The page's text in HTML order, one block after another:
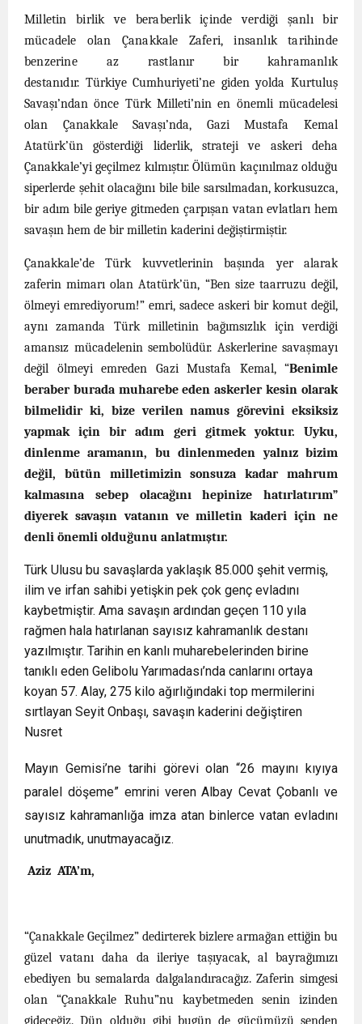
Milletin birlik ve beraberlik içinde verdiği şanlı bir
mücadele olan Çanakkale Zaferi, insanlık tarihinde
benzerine az rastlanır bir kahramanlık
destanıdır. Türkiye Cumhuriyeti’ne giden yolda Kurtuluş
Savaşı’ndan önce Türk Milleti’nin en önemli mücadelesi
olan Çanakkale Savaşı’nda, Gazi Mustafa Kemal
Atatürk’ün gösterdiği liderlik, strateji ve askeri deha
Çanakkale’yi geçilmez kılmıştır. Ölümün kaçınılmaz olduğu
siperlerde şehit olacağını bile bile sarsılmadan, korkusuzca,
bir adım bile geriye gitmeden çarpışan vatan evlatları hem
savaşın hem de bir milletin kaderini değiştirmiştir.
Çanakkale’de Türk kuvvetlerinin başında yer alarak
zaferin mimarı olan Atatürk’ün, “Ben size taarruzu değil,
ölmeyi emrediyorum!” emri, sadece askeri bir komut değil,
aynı zamanda Türk milletinin bağımsızlık için verdiği
amansız mücadelenin sembolüdür. Askerlerine savaşmayı
değil ölmeyi emreden Gazi Mustafa Kemal, “Benimle
beraber burada muharebe eden askerler kesin olarak
bilmelidir ki, bize verilen namus görevini eksiksiz
yapmak için bir adım geri gitmek yoktur. Uyku,
dinlenme aramanın, bu dinlenmeden yalnız bizim
değil, bütün milletimizin sonsuza kadar mahrum
kalmasına sebep olacağını hepinize hatırlatırım”
diyerek savaşın vatanın ve milletin kaderi için ne
denli önemli olduğunu anlatmıştır.
Türk Ulusu bu savaşlarda yaklaşık 85.000 şehit vermiş,
ilim ve irfan sahibi yetişkin pek çok genç evladını
kaybetmiştir. Ama savaşın ardından geçen 110 yıla
rağmen hala hatırlanan sayısız kahramanlık destanı
yazılmıştır. Tarihin en kanlı muharebelerinden birine
tanıklı eden Gelibolu Yarımadası’nda canlarını ortaya
koyan 57. Alay, 275 kilo ağırlığındaki top mermilerini
sırtlayan Seyit Onbaşı, savaşın kaderini değiştiren
Nusret
Mayın Gemisi’ne tarihi görevi olan “26 mayını kıyıya
paralel döşeme” emrini veren Albay Cevat Çobanlı ve
sayısız kahramanlığa imza atan binlerce vatan evladını
unutmadık, unutmayacağız.
Aziz ATA’m,
“Çanakkale Geçilmez” dedirterek bizlere armağan ettiğin bu
güzel vatanı daha da ileriye taşıyacak, al bayrağımızı
ebediyen bu semalarda dalgalandıracağız. Zaferin simgesi
olan “Çanakkale Ruhu”nu kaybetmeden senin izinden
gideceğiz. Dün olduğu gibi bugün de gücümüzü senden